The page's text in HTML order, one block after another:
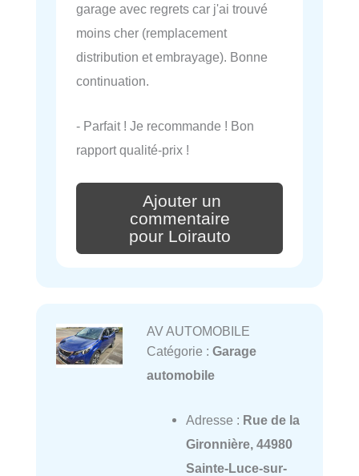
garage avec regrets car j'ai trouvé
moins cher (remplacement
distribution et embrayage). Bonne
continuation.
- Parfait ! Je recommande ! Bon
rapport qualité-prix !
Ajouter un
commentaire
pour Loirauto
AV AUTOMOBILE
Catégorie : Garage
automobile
Adresse : Rue de la
Gironnière, 44980
Sainte-Luce-sur-